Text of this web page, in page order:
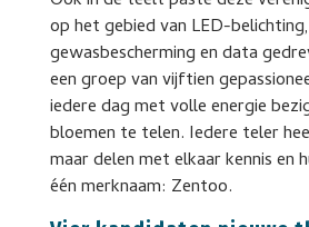
op het gebied van LED-
gewasbescherming en data
een groep van vijftien
iedere dag met volle energie
bloemen te telen. Iedere teler
maar delen met elkaar kennis en
één merknaam: Zentoo.